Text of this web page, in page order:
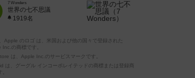
7 Wonders
世界の七不思議
1919名
Apple のロゴ は、米国および他の国々で登録された
Inc.の商標です。
は、Apple Inc.のサービスマークです。
は、グーグル インコーポレイテッドの商標または登録商